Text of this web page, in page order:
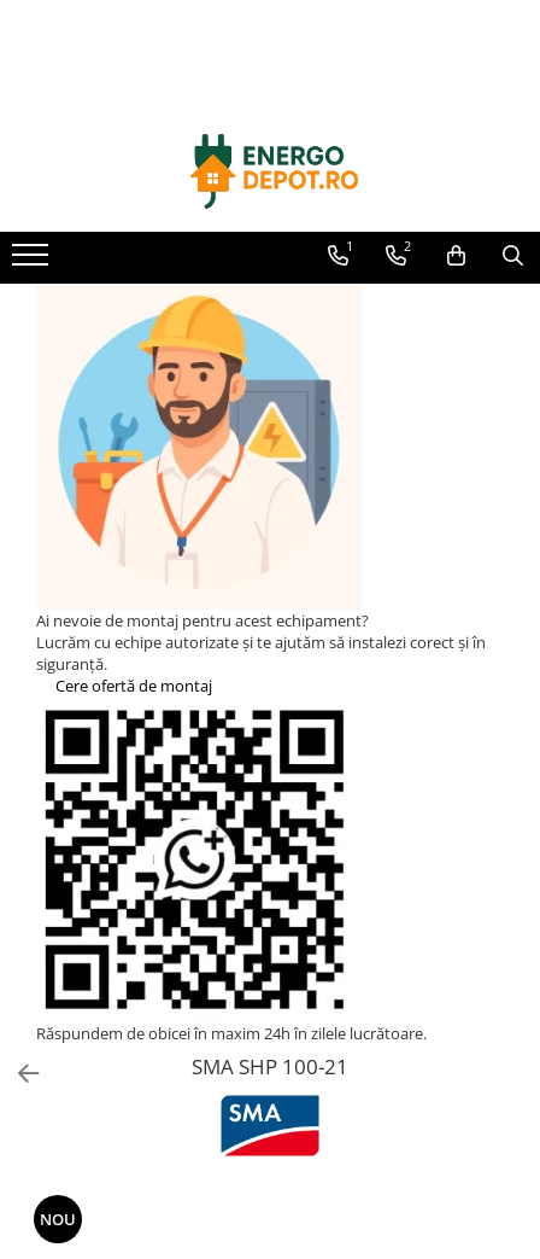
Longi Solar
Optimizatoare panouri
Invertoare
Microinvertoare
Fronius
Accesorii Fronius
Invertoare Hibride Fronius
Invertoare On-Grid Fronius
Statii de reincarcare Fronius
HUAWEI
SMA
Solis
Solplanet
Sungrow
Invertoare Hibrid Sungrow
Invertoare on-grid Sungrow
Statii de reincarcare Sungrow
Victron Energy
MPPT
Accesorii Victron
Acumulatori Victron
Invertor Hibrid - Off Grid
Statii de reincarcare Victron
HVS
LVS
1 2
Ai nevoie de montaj pentru acest echipament?
Lucrăm cu echipe autorizate și te ajutăm să instalezi corect și în
siguranță.
Cere ofertă de montaj
Răspundem de obicei în maxim 24h în zilele lucrătoare.
SMA SHP 100-21
NOU